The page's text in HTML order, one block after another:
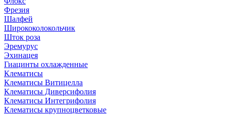
Фрезия
Шалфей
Ширококолокольчик
Шток роза
Эремурус
Эхинацея
Гиацинты охлажденные
Клематисы
Клематисы Витицелла
Клематисы Диверсифолия
Клематисы Интегрифолия
Клематисы крупноцветковые